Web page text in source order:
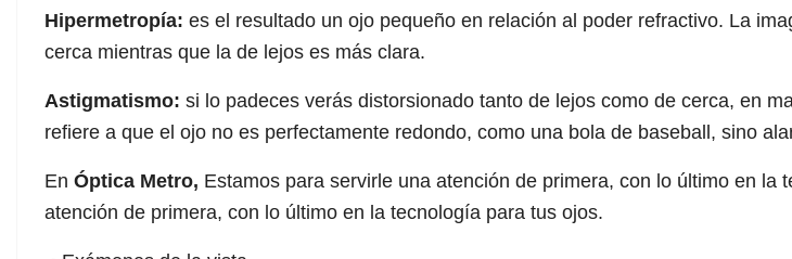
Hipermetropía: es el resultado un ojo pequeño en relación al poder refractivo. La
cerca mientras que la de lejos es más clara.
Astigmatismo: si lo padeces verás distorsionado tanto de lejos como de cerca, en
refiere a que el ojo no es perfectamente redondo, como una bola de baseball, sino
En Óptica Metro, Estamos para servirle una atención de primera, con lo último en
atención de primera, con lo último en la tecnología para tus ojos.